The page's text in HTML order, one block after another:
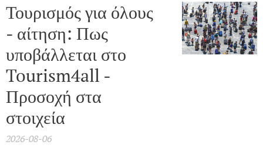
Τουρισμός για όλους
- αίτηση: Πως
υποβάλλεται στο
Tourism4all -
Προσοχή στα
στοιχεία
2026-08-06